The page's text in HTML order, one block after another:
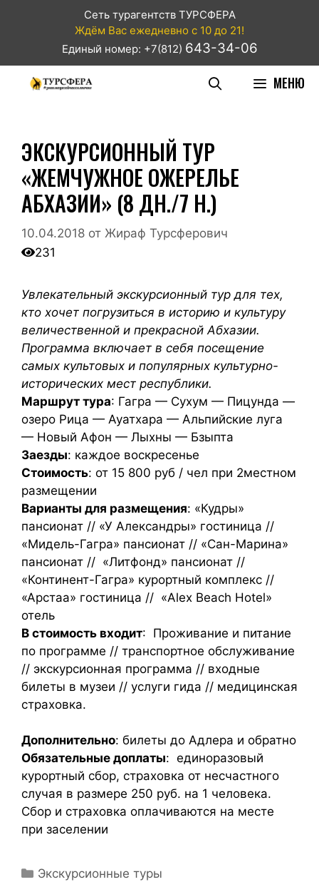
Сеть турагентств ТУРСФЕРА
Ждём Вас ежедневно с 10 до 21!
Единый номер: +7(812) 643-34-06
МЕНЮ
ЭКСКУРСИОННЫЙ ТУР
«ЖЕМЧУЖНОЕ ОЖЕРЕЛЬЕ
АБХАЗИИ» (8 ДН./7 Н.)
10.04.2018 от Жираф Турсферович
231
Увлекательный экскурсионный тур для тех,
кто хочет погрузиться в историю и культуру
величественной и прекрасной Абхазии.
Программа включает в себя посещение
самых культовых и популярных культурно-
исторических мест республики.
Маршрут тура: Гагра — Сухум — Пицунда —
озеро Рица — Ауатхара — Альпийские луга
— Новый Афон — Лыхны — Бзыпта
Заезды: каждое воскресенье
Стоимость: от 15 800 руб / чел при 2местном
размещении
Варианты для размещения: «Кудры»
пансионат // «У Александры» гостиница //
«Мидель-Гагра» пансионат // «Сан-Марина»
пансионат // «Литфонд» пансионат //
«Континент-Гагра» курортный комплекс //
«Арстаа» гостиница // «Alex Beach Hotel»
отель
В стоимость входит: Проживание и питание
по программе // транспортное обслуживание
// экскурсионная программа // входные
билеты в музеи // услуги гида // медицинская
страховка.
Дополнительно: билеты до Адлера и обратно
Обязательные доплаты: единоразовый
курортный сбор, страховка от несчастного
случая в размере 250 руб. на 1 человека.
Сбор и страховка оплачиваются на месте
при заселении
Экскурсионные туры